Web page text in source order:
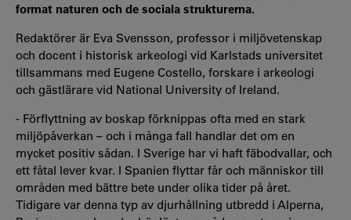
format naturen och de sociala strukturerna.
Redaktörer är Eva Svensson, professor i miljövetenskap
och docent i historisk arkeologi vid Karlstads universitet
tillsammans med Eugene Costello, forskare i arkeologi
och gästlärare vid National University of Ireland.
- Förflyttning av boskap förknippas ofta med en stark
miljöpåverkan – och i många fall handlar det om en
mycket positiv sådan. I Sverige har vi haft fäbodvallar, och
ett fåtal lever kvar. I Spanien flyttar får och människor till
områden med bättre bete under olika tider på året.
Tidigare var denna typ av djurhållning utbredd i Alperna,